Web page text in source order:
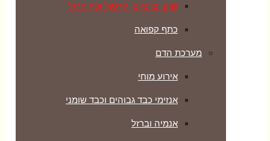
שוק, ברכיים, קרסול וכף הרגל
כתף קפואה
מערכת הדם
אירוע מוחי
אנזימי כבד גבוהים וכבד שומני
אנמיה וברזל